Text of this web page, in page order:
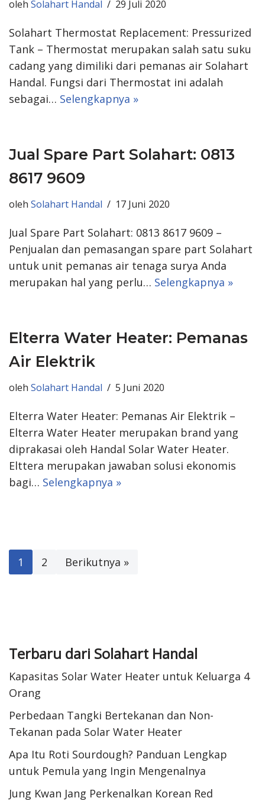
oleh Solahart Handal 29 Juli 2020
Solahart Thermostat Replacement: Pressurized
Tank – Thermostat merupakan salah satu suku
cadang yang dimiliki dari pemanas air Solahart
Handal. Fungsi dari Thermostat ini adalah
sebagai… Selengkapnya »
Jual Spare Part Solahart: 0813
8617 9609
oleh Solahart Handal 17 Juni 2020
Jual Spare Part Solahart: 0813 8617 9609 –
Penjualan dan pemasangan spare part Solahart
untuk unit pemanas air tenaga surya Anda
merupakan hal yang perlu… Selengkapnya »
Elterra Water Heater: Pemanas
Air Elektrik
oleh Solahart Handal 5 Juni 2020
Elterra Water Heater: Pemanas Air Elektrik –
Elterra Water Heater merupakan brand yang
diprakasai oleh Handal Solar Water Heater.
Elttera merupakan jawaban solusi ekonomis
bagi… Selengkapnya »
1 2 Berikutnya »
Terbaru dari Solahart Handal
Kapasitas Solar Water Heater untuk Keluarga 4
Orang
Perbedaan Tangki Bertekanan dan Non-
Tekanan pada Solar Water Heater
Apa Itu Roti Sourdough? Panduan Lengkap
untuk Pemula yang Ingin Mengenalnya
Jung Kwan Jang Perkenalkan Korean Red